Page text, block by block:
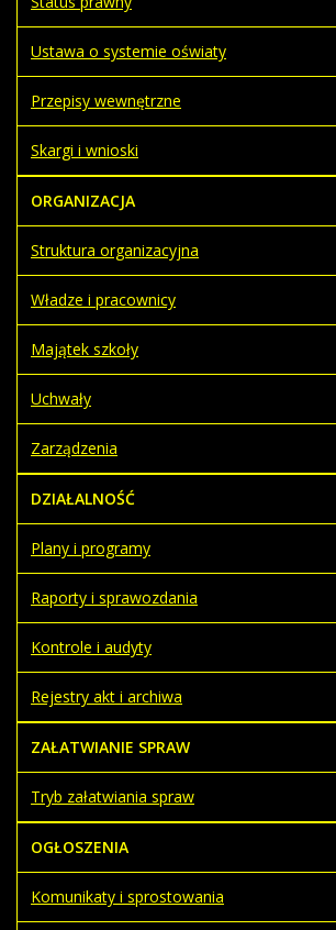
Ustawa o systemie oświaty
Przepisy wewnętrzne
Skargi i wnioski
ORGANIZACJA
Struktura organizacyjna
Władze i pracownicy
Majątek szkoły
Uchwały
Zarządzenia
DZIAŁALNOŚĆ
Plany i programy
Raporty i sprawozdania
Kontrole i audyty
Rejestry akt i archiwa
ZAŁATWIANIE SPRAW
Tryb załatwiania spraw
OGŁOSZENIA
Komunikaty i sprostowania